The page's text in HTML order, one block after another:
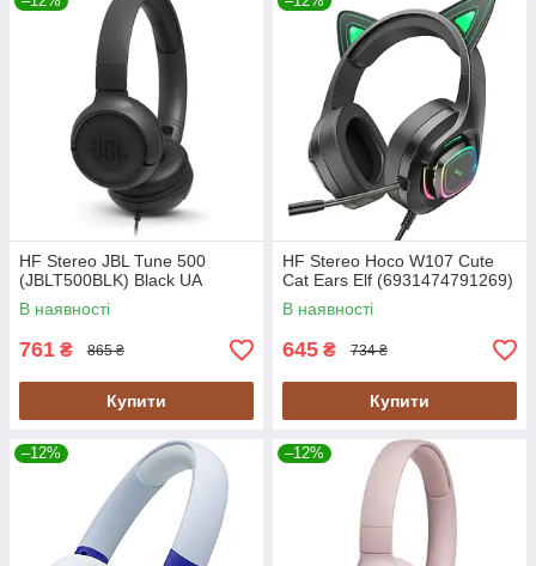
HF Stereo JBL Tune 500
(JBLT500BLK) Black UA
В наявності
761 ₴ 865 ₴
Купити
HF Stereo Hoco W107 Cute
Cat Ears Elf (6931474791269)
В наявності
645 ₴ 734 ₴
Купити
–12% –12%